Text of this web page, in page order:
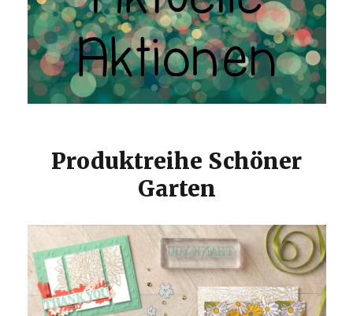
Produktreihe Schöner
Garten